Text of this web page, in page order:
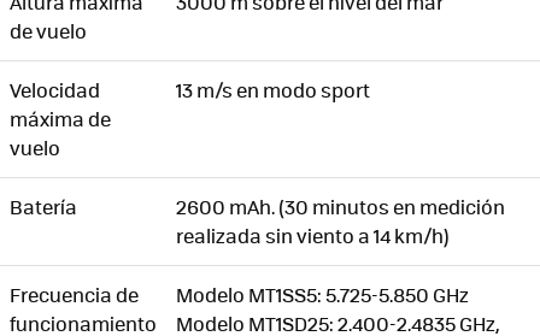
de vuelo
Velocidad
máxima de
vuelo
13 m/s en modo sport
Batería
2600 mAh. (30 minutos en medición
realizada sin viento a 14 km/h)
Frecuencia de
funcionamiento
Modelo MT1SS5: 5.725-5.850 GHz
Modelo MT1SD25: 2.400-2.4835 GHz,